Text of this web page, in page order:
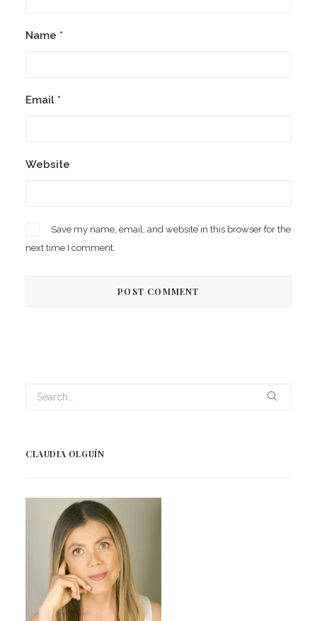
Name *
Email *
Website
Save my name, email, and website in this browser for the
next time I comment.
CLAUDIA OLGUÍN